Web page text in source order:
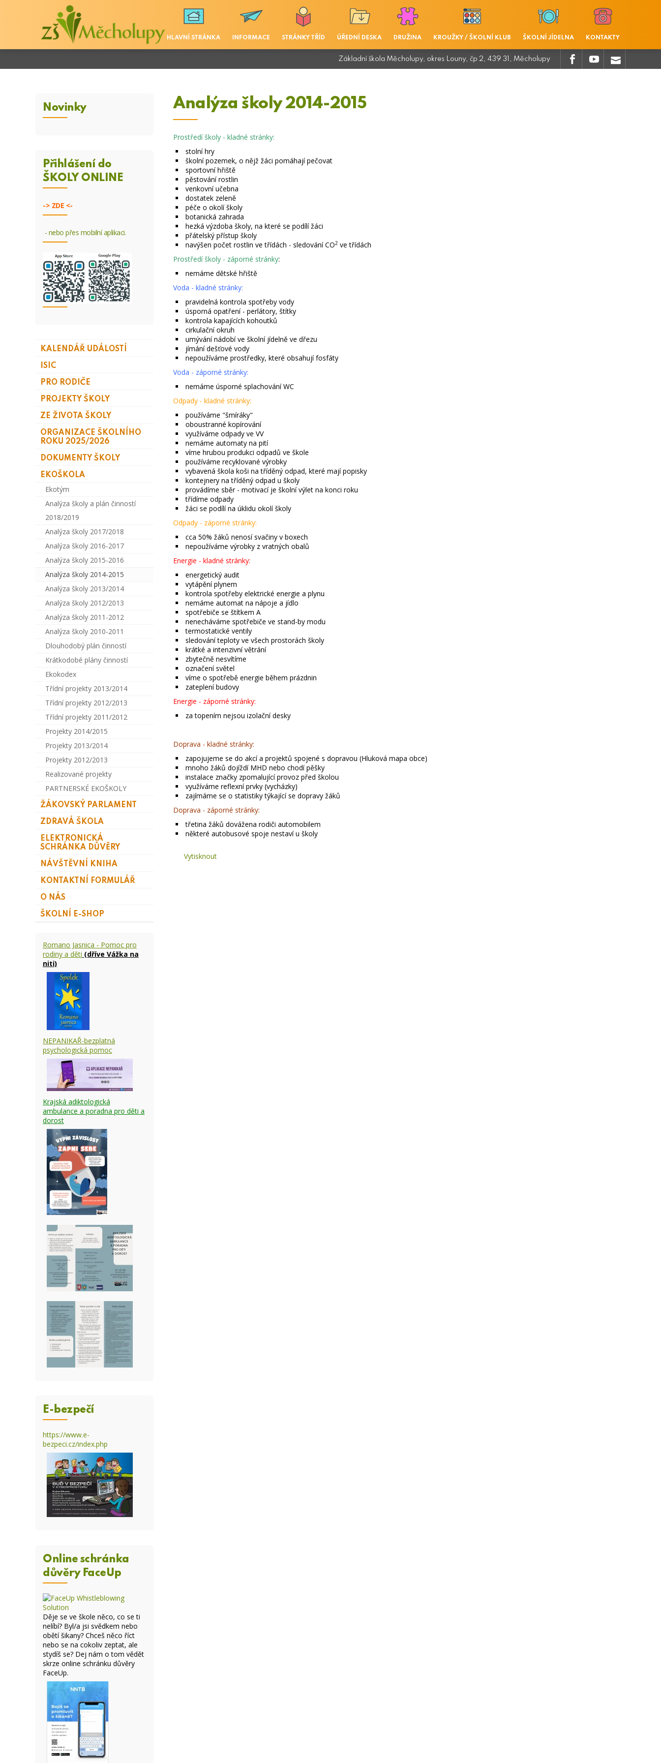
HLAVNÍ STRÁNKA INFORMACE STRÁNKY TŘÍD ÚŘEDNÍ DESKA DRUŽINA KROUŽKY / ŠKOLNÍ KLUB ŠKOLNÍ JÍDELNA KONTAKTY
Základní škola Měcholupy, okres Louny, čp 2, 439 31, Měcholupy . .
Novinky
Přihlášení do
ŠKOLY ONLINE
-> ZDE <-
- nebo přes mobilní aplikaci.
KALENDÁŘ UDÁLOSTÍ
ISIC
PRO RODIČE
PROJEKTY ŠKOLY
ZE ŽIVOTA ŠKOLY
ORGANIZACE ŠKOLNÍHO
ROKU 2025/2026
DOKUMENTY ŠKOLY
EKOŠKOLA
Ekotým
Analýza školy a plán činností
2018/2019
Analýza školy 2017/2018
Analýza školy 2016-2017
Analýza školy 2015-2016
Analýza školy 2014-2015
Analýza školy 2013/2014
Analýza školy 2012/2013
Analýza školy 2011-2012
Analýza školy 2010-2011
Dlouhodobý plán činností
Krátkodobé plány činností
Ekokodex
Třídní projekty 2013/2014
Třídní projekty 2012/2013
Třídní projekty 2011/2012
Projekty 2014/2015
Projekty 2013/2014
Projekty 2012/2013
Realizované projekty
PARTNERSKÉ EKOŠKOLY
ŽÁKOVSKÝ PARLAMENT
ZDRAVÁ ŠKOLA
ELEKTRONICKÁ
SCHRÁNKA DŮVĚRY
NÁVŠTĚVNÍ KNIHA
KONTAKTNÍ FORMULÁŘ
O NÁS
ŠKOLNÍ E-SHOP
Romano Jasnica - Pomoc pro
rodiny a děti (dříve Vážka na
niti)
NEPANIKAŘ-bezplatná
psychologická pomoc
Krajská adiktologická
ambulance a poradna pro děti a
dorost
E-bezpečí
https://www.e-
bezpeci.cz/index.php
Online schránka
důvěry FaceUp
Děje se ve škole něco, co se ti
nelíbí? Byl/a jsi svědkem nebo
obětí šikany? Chceš něco říct
nebo se na cokoliv zeptat, ale
stydíš se? Dej nám o tom vědět
skrze online schránku důvěry
FaceUp.
Analýza školy 2014-2015
Prostředí školy - kladné stránky:
stolní hry
školní pozemek, o nějž žáci pomáhají pečovat
sportovní hřiště
pěstování rostlin
venkovní učebna
dostatek zeleně
péče o okolí školy
botanická zahrada
hezká výzdoba školy, na které se podílí žáci
přátelský přístup školy
navýšen počet rostlin ve třídách - sledování CO2 ve třídách
Prostředí školy - záporné stránky:
nemáme dětské hřiště
Voda - kladné stránky:
pravidelná kontrola spotřeby vody
úsporná opatření - perlátory, štítky
kontrola kapajících kohoutků
cirkulační okruh
umývání nádobí ve školní jídelně ve dřezu
jímání dešťové vody
nepoužíváme prostředky, které obsahují fosfáty
Voda - záporné stránky:
nemáme úsporné splachování WC
Odpady - kladné stránky:
používáme "šmíráky"
oboustranné kopírování
využíváme odpady ve VV
nemáme automaty na pití
víme hrubou produkci odpadů ve škole
používáme recyklované výrobky
vybavená škola koši na tříděný odpad, které mají popisky
kontejnery na tříděný odpad u školy
provádíme sběr - motivací je školní výlet na konci roku
třídíme odpady
žáci se podílí na úklidu okolí školy
Odpady - záporné stránky:
cca 50% žáků nenosí svačiny v boxech
nepoužíváme výrobky z vratných obalů
Energie - kladné stránky:
energetický audit
vytápění plynem
kontrola spotřeby elektrické energie a plynu
nemáme automat na nápoje a jídlo
spotřebiče se štítkem A
nenecháváme spotřebiče ve stand-by modu
termostatické ventily
sledování teploty ve všech prostorách školy
krátké a intenzivní větrání
zbytečně nesvítíme
označení světel
víme o spotřebě energie během prázdnin
zateplení budovy
Energie - záporné stránky:
za topením nejsou izolační desky
Doprava - kladné stránky:
zapojujeme se do akcí a projektů spojené s dopravou (Hluková mapa obce)
mnoho žáků dojíždí MHD nebo chodí pěšky
instalace značky zpomalující provoz před školou
využíváme reflexní prvky (vycházky)
zajímáme se o statistiky týkající se dopravy žáků
Doprava - záporné stránky:
třetina žáků dovážena rodiči automobilem
některé autobusové spoje nestaví u školy
Vytisknout